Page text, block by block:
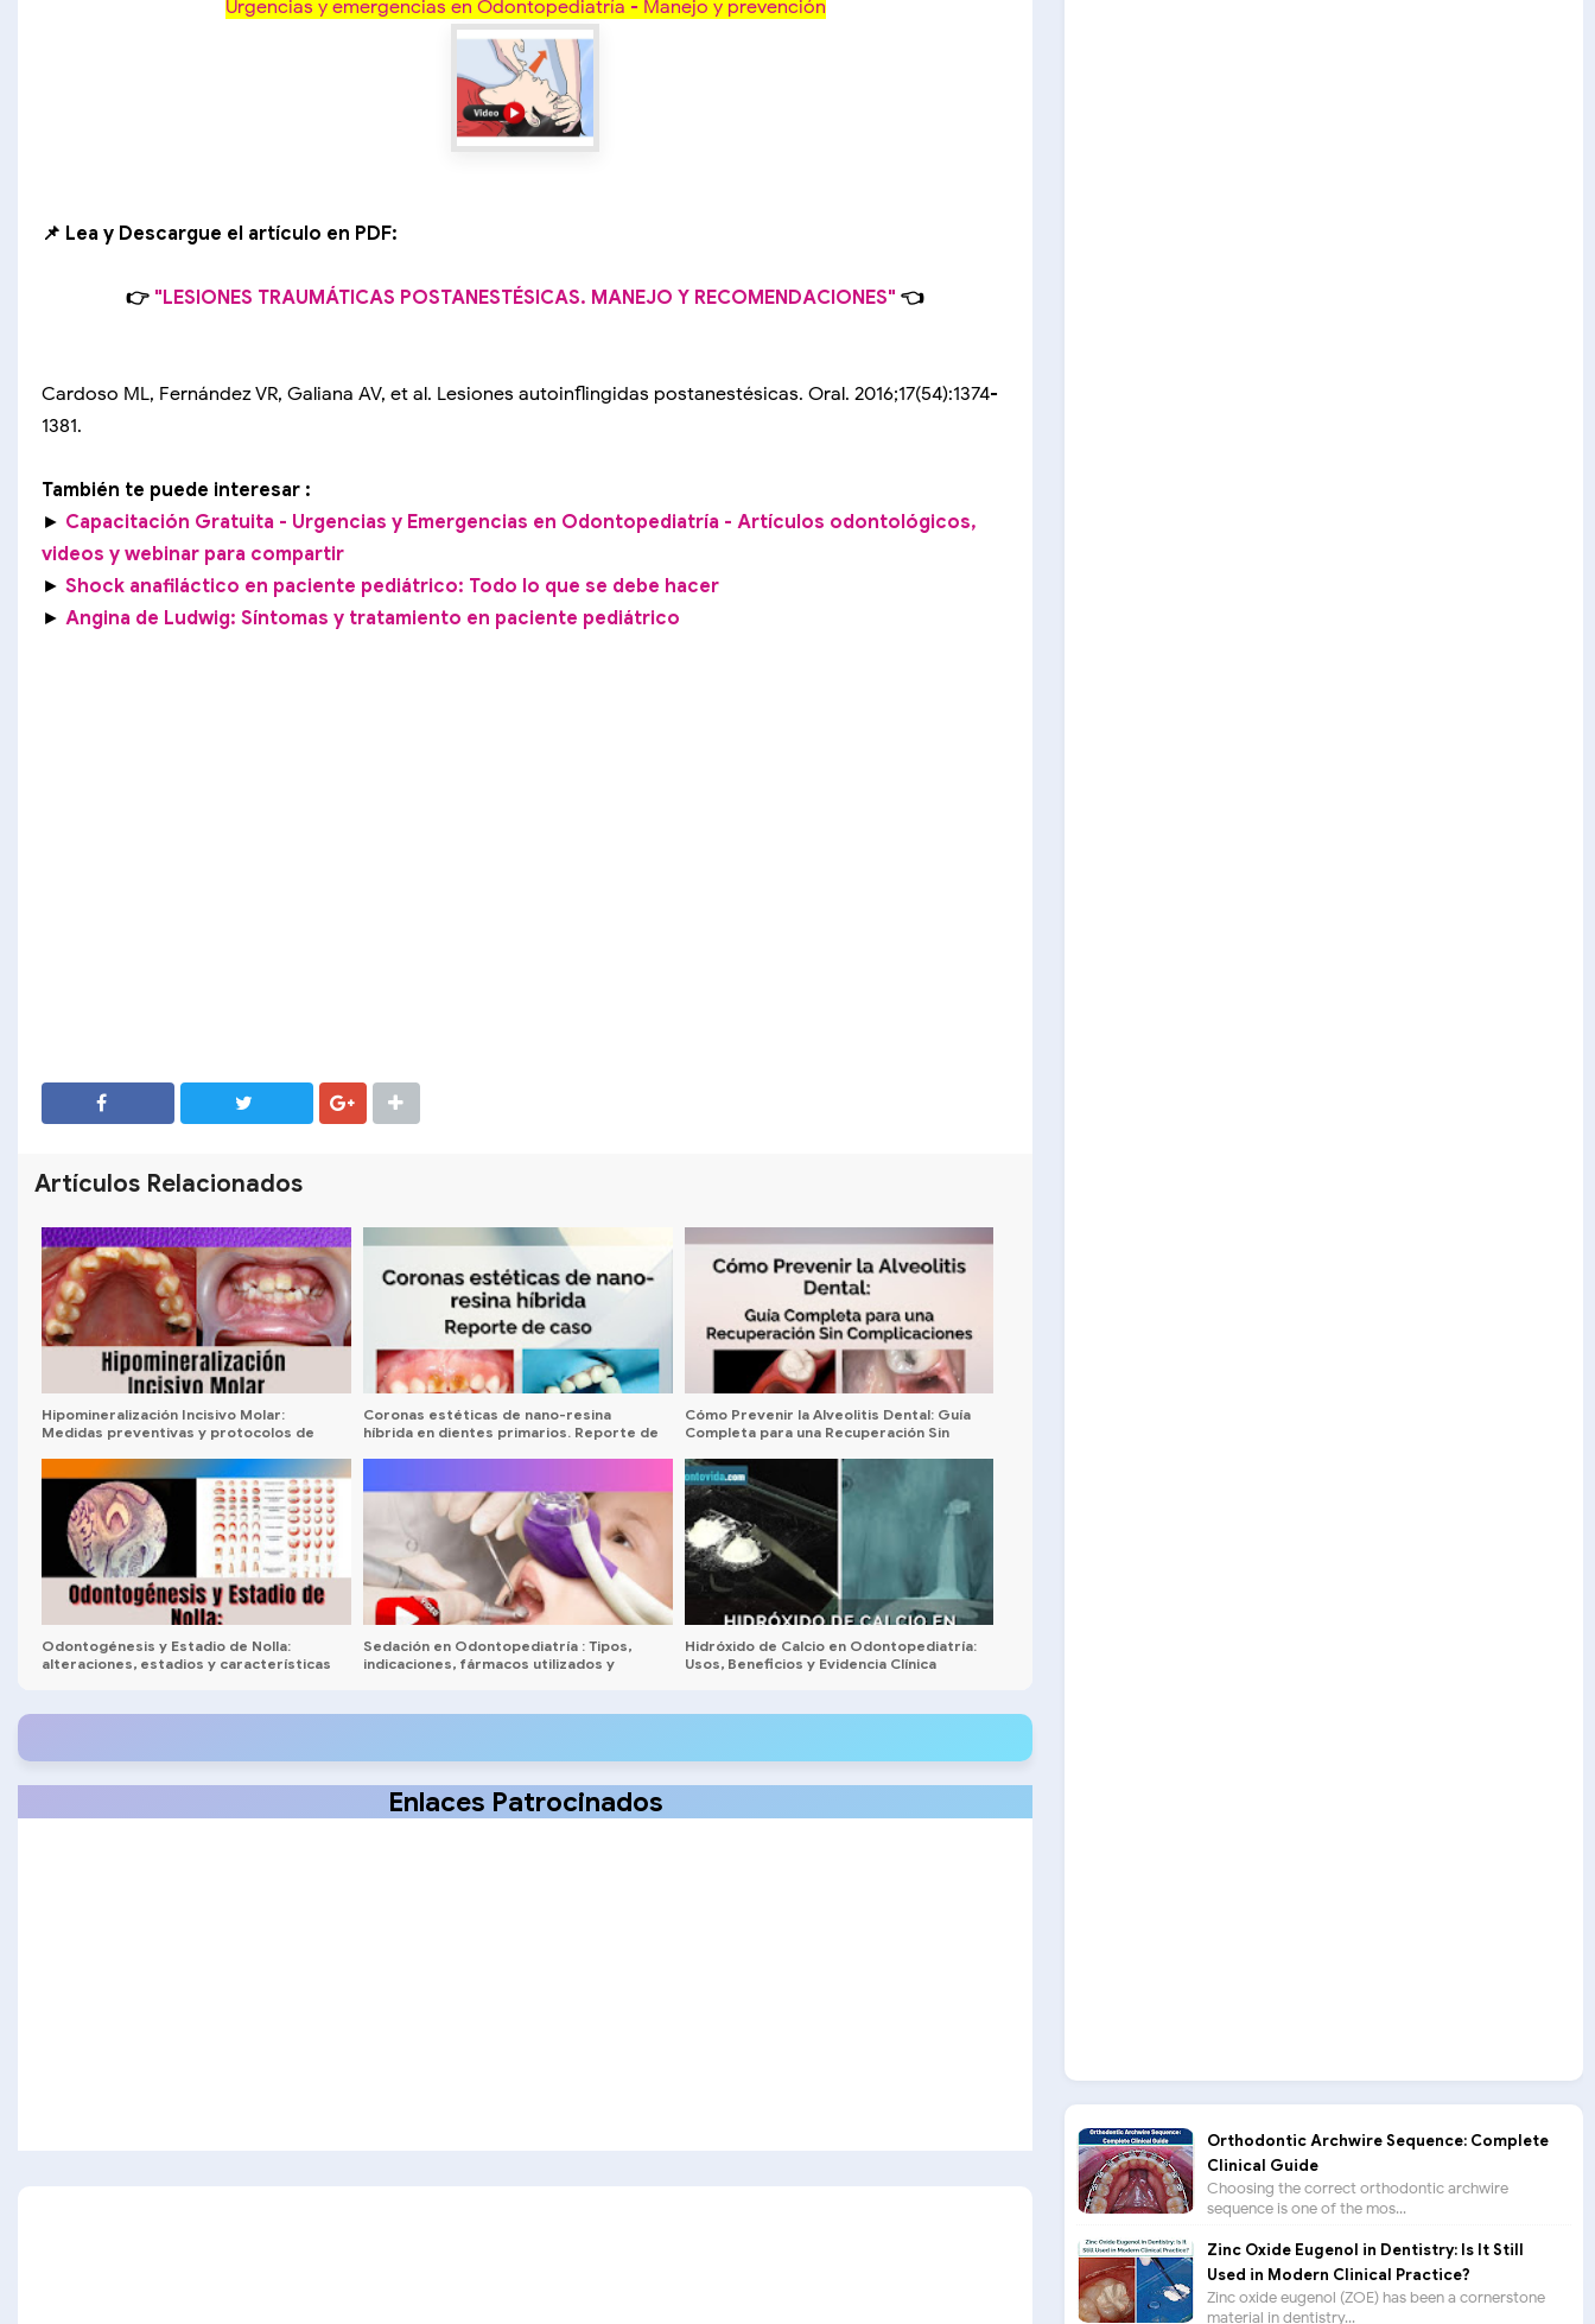
Urgencias y emergencias en Odontopediatría - Manejo y prevención
📌 Lea y Descargue el artículo en PDF:
👉 "LESIONES TRAUMÁTICAS POSTANESTÉSICAS. MANEJO Y RECOMENDACIONES"👈
Cardoso ML, Fernández VR, Galiana AV, et al. Lesiones autoinflingidas postanestésicas. Oral. 2016;17(54):1374-
1381.
También te puede interesar :
► Capacitación Gratuita - Urgencias y Emergencias en Odontopediatría - Artículos odontológicos,
videos y webinar para compartir
► Shock anafiláctico en paciente pediátrico: Todo lo que se debe hacer
► Angina de Ludwig: Síntomas y tratamiento en paciente pediátrico
Artículos Relacionados
Hipomineralización Incisivo Molar:
Medidas preventivas y protocolos de
Coronas estéticas de nano-resina
híbrida en dientes primarios. Reporte de
Cómo Prevenir la Alveolitis Dental: Guía
Completa para una Recuperación Sin
Odontogénesis y Estadio de Nolla:
alteraciones, estadios y características
Sedación en Odontopediatría : Tipos,
indicaciones, fármacos utilizados y
Hidróxido de Calcio en Odontopediatría:
Usos, Beneficios y Evidencia Clínica
Enlaces Patrocinados
Orthodontic Archwire Sequence: Complete
Clinical Guide
Choosing the correct orthodontic archwire
sequence is one of the mos...
Zinc Oxide Eugenol in Dentistry: Is It Still
Used in Modern Clinical Practice?
Zinc oxide eugenol (ZOE) has been a cornerstone
material in dentistry...